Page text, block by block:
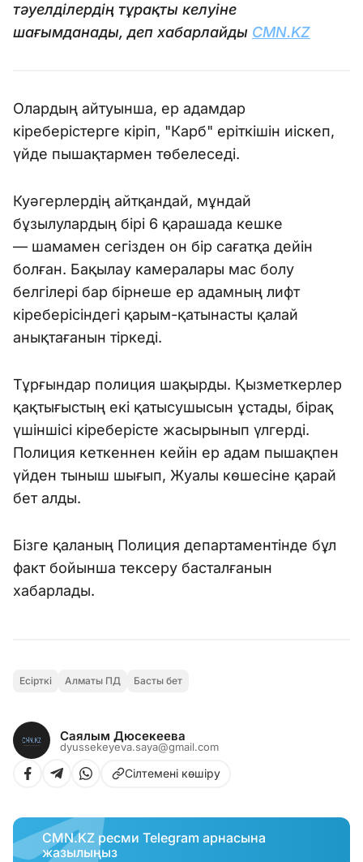
тәуелділердің тұрақты келуіне
шағымданады, деп хабарлайды CMN.KZ
Олардың айтуынша, ер адамдар
кіреберістерге кіріп, "Карб" еріткішін иіскеп,
үйде пышақтармен төбелеседі.
Куәгерлердің айтқандай, мұндай
бұзылулардың бірі 6 қарашада кешке
— шамамен сегізден он бір сағатқа дейін
болған. Бақылау камералары мас болу
белгілері бар бірнеше ер адамның лифт
кіреберісіндегі қарым-қатынасты қалай
анықтағанын тіркеді.
Тұрғындар полиция шақырды. Қызметкерлер
қақтығыстың екі қатысушысын ұстады, бірақ
үшіншісі кіреберісте жасырынып үлгерді.
Полиция кеткеннен кейін ер адам пышақпен
үйден тыныш шығып, Жуалы көшесіне қарай
бет алды.
Бізге қаланың Полиция департаментінде бұл
факт бойынша тексеру басталғанын
хабарлады.
Есірткі Алматы ПД Басты бет
Саялым Дюсекеева
dyussekeyeva.saya@gmail.com
Сілтемені көшіру
CMN.KZ ресми Telegram арнасына
жазылыңыз